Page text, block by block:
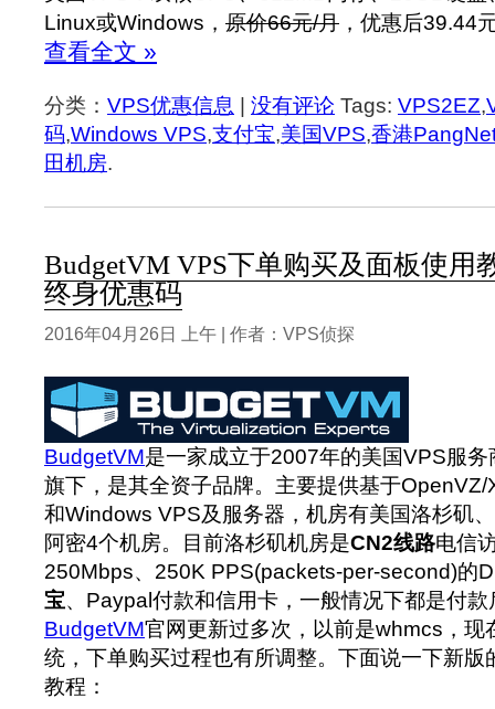
Linux或Windows， 原价66元/月 ，优惠后39.44
查看全文 »
分类： VPS优惠信息 没有评论 Tags: VPS2EZ,
码,Windows VPS,支付宝,美国VPS,香港
田机房.
BudgetVM VPS下单购买及面板使用
终身优惠码
2016年04月26日 上午 | 作者：VPS侦探
BudgetVM是一家成立于2007年的美国VPS服
旗下，是其全资子品牌。主要提供基于
和Windows VPS及服务器，机房有美国洛杉矶
阿密4个机房。目前洛杉矶机房是CN2线路电信
250Mbps、250K PPS(packets-per-second)的
宝、Paypal付款和信用卡，一般情况下都是付
BudgetVM官网更新过多次，以前是whmcs，现
统，下单购买过程也有所调整。下面说一下新版
教程：